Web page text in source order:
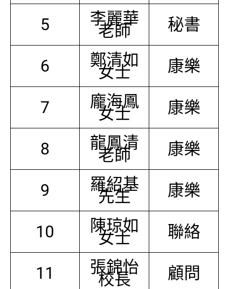
5 李麗華
老師 秘書
6 鄭清如
女士 康樂
7 龐海鳳
女士 康樂
8 龍鳳清
老師 康樂
9 羅紹基
先生 康樂
10 陳琼如
女士 聯絡
11 張錦怡
校長 顧問